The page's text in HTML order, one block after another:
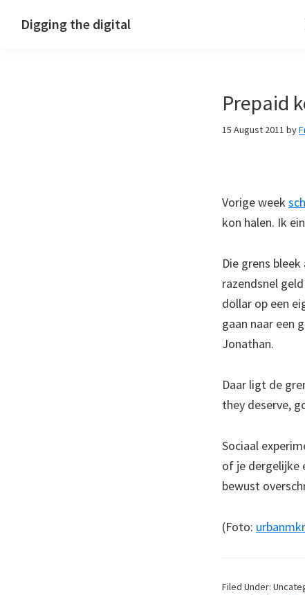
Digging the digital
Prepaid
15 August 2011 by
Vorige week
kon halen. Ik
Die grens
razendsnel
dollar op een
gaan naar een
Jonathan.
Daar ligt de
they deserve,
Sociaal
of je dergelijke
bewust
(Foto:
Filed Under: